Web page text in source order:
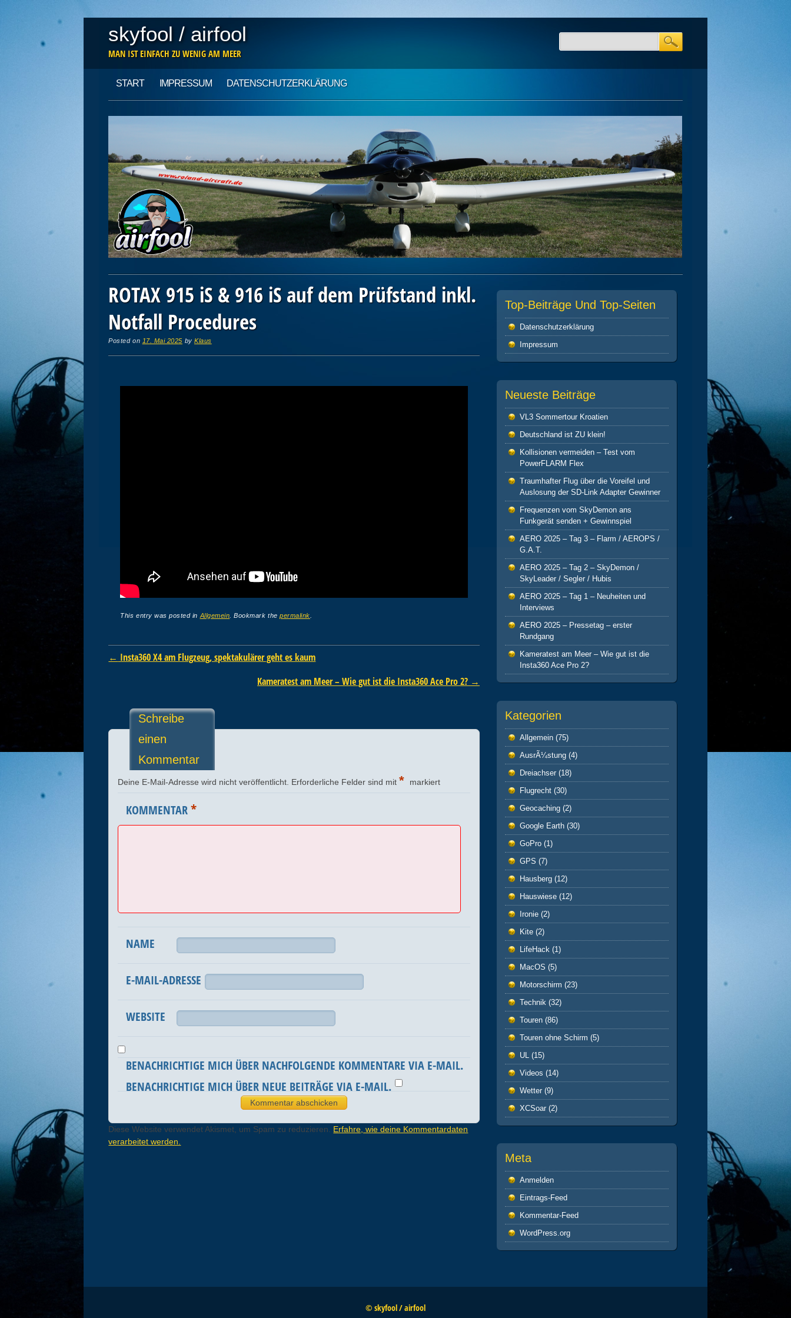
skyfool / airfool
MAN IST EINFACH ZU WENIG AM MEER
Main menu
content
START IMPRESSUM DATENSCHUTZ­ERKLÄRUNG
ROTAX 915 iS & 916 iS auf dem Prüfstand inkl.
Notfall Procedures
Posted on 17. Mai 2025 byKlaus
This entry was posted in Allgemein . Bookmark thepermalink
Post navigation
← Insta360 X4 am Flugzeug, spektakulärer geht es kaum
Kameratest am Meer – Wie gut ist die Insta360 Ace Pro 2? →
Schreibe
einen
Kommentar
Deine E-Mail-Adresse wird nicht veröffentlicht. Erforderliche Felder sind mit * markiert
KOMMENTAR*
NAME
E-MAIL-ADRESSE
WEBSITE
BENACHRICHTIGE MICH ÜBER NACHFOLGENDE KOMMENTARE VIA E-MAIL.
BENACHRICHTIGE MICH ÜBER NEUE BEITRÄGE VIA E-MAIL.
Diese Website verwendet Akismet, um Spam zu reduzieren. Erfahre, wie deine Kommentardaten
verarbeitet werden.
Top-Beiträge Und Top-Seiten
Datenschutz­erklärung
Impressum
Neueste Beiträge
VL3 Sommertour Kroatien
Deutschland ist ZU klein!
Kollisionen vermeiden – Test vom
PowerFLARM Flex
Traumhafter Flug über die Voreifel und
Auslosung der SD-Link Adapter Gewinner
Frequenzen vom SkyDemon ans
Funkgerät senden + Gewinnspiel
AERO 2025 – Tag 3 – Flarm / AEROPS /
G.A.T.
AERO 2025 – Tag 2 – SkyDemon /
SkyLeader / Segler / Hubis
AERO 2025 – Tag 1 – Neuheiten und
Interviews
AERO 2025 – Pressetag – erster
Rundgang
Kameratest am Meer – Wie gut ist die
Insta360 Ace Pro 2?
Kategorien
Allgemein (75)
AusrÃ¼stung (4)
Dreiachser (18)
Flugrecht (30)
Geocaching (2)
Google Earth (30)
GoPro (1)
GPS (7)
Hausberg (12)
Hauswiese (12)
Ironie (2)
Kite (2)
LifeHack (1)
MacOS (5)
Motorschirm (23)
Technik (32)
Touren (86)
Touren ohne Schirm (5)
UL (15)
Videos (14)
Wetter (9)
XCSoar (2)
Meta
Anmelden
Eintrags-Feed
Kommentar-Feed
WordPress.org
© skyfool / airfool